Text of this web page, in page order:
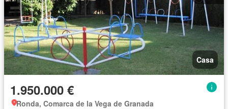
Casa
1.950.000 €
Ronda, Comarca de la Vega de Granada